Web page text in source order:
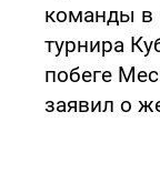
команды в
турнира
побеге
заявил о